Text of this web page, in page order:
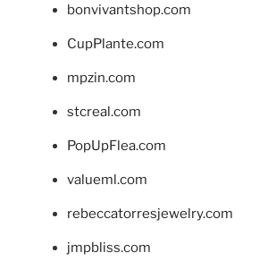
bonvivantshop.com
CupPlante.com
mpzin.com
stcreal.com
PopUpFlea.com
valueml.com
rebeccatorresjewelry.com
jmpbliss.com